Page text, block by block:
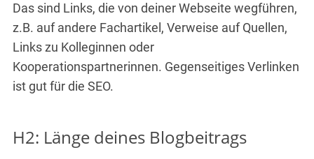
Das sind Links, die von deiner Webseite wegführen,
z.B. auf andere Fachartikel, Verweise auf Quellen,
Links zu Kolleginnen oder
Kooperationspartnerinnen. Gegenseitiges Verlinken
ist gut für die SEO.
H2: Länge deines Blogbeitrags